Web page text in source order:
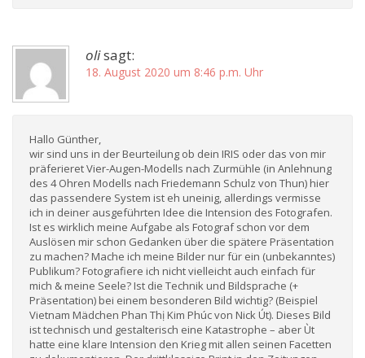
olisagt:
18. August 2020 um 8:46 p.m. Uhr
Hallo Günther,
wir sind uns in der Beurteilung ob dein IRIS oder das von mir
präferieret Vier-Augen-Modells nach Zurmühle (in Anlehnung
des 4 Ohren Modells nach Friedemann Schulz von Thun) hier
das passendere System ist eh uneinig, allerdings vermisse
ich in deiner ausgeführten Idee die Intension des Fotografen.
Ist es wirklich meine Aufgabe als Fotograf schon vor dem
Auslösen mir schon Gedanken über die spätere Präsentation
zu machen? Mache ich meine Bilder nur für ein (unbekanntes)
Publikum? Fotografiere ich nicht vielleicht auch einfach für
mich & meine Seele? Ist die Technik und Bildsprache (+
Präsentation) bei einem besonderen Bild wichtig? (Beispiel
Vietnam Mädchen Phan Thị Kim Phúc von Nick Út). Dieses Bild
ist technisch und gestalterisch eine Katastrophe – aber Ùt
hatte eine klare Intension den Krieg mit allen seinen Facetten